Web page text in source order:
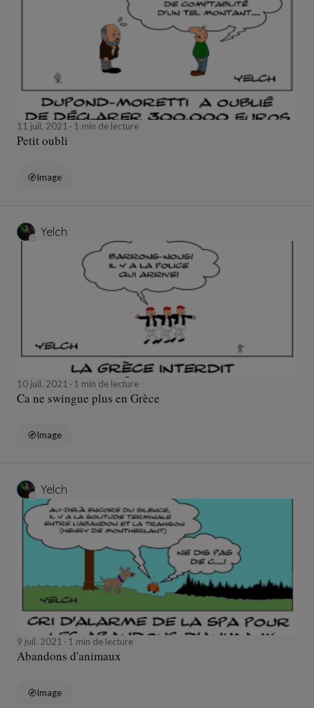
11 juil. 2021 1 min de lecture
Petit oubli
Image
Yelch
10 juil. 2021 1 min de lecture
Ca ne swingue plus en Grèce
Image
Yelch
9 juil. 2021 1 min de lecture
Abandons d'animaux
Image